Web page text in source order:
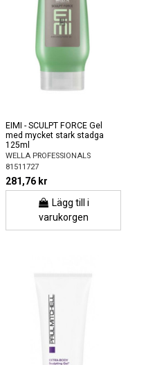
EIMI - SCULPT FORCE Gel
med mycket stark stadga
125ml
WELLA PROFESSIONALS
81511727
281,76 kr
Lägg till i
varukorgen